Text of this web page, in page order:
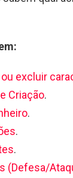
excluir
Criação.
.
.
.
(Defesa/